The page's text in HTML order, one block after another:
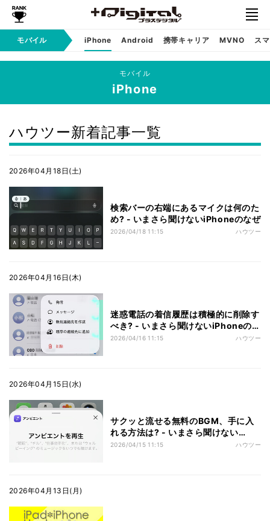
モバイル iPhone Android 携帯キャリア MVNO ス
モバイル
iPhone
ハウツー新着記事一覧
2026年04月18日(土)
検索バーの右端にあるマイクは何のた
め? - いまさら聞けないiPhoneのなぜ
2026/04/18 11:15 ハウツー
2026年04月16日(木)
迷惑電話の着信履歴は積極的に削除す
べき? - いまさら聞けないiPhoneのな
ぜ
2026/04/16 11:15 ハウツー
2026年04月15日(水)
サクッと流せる無料のBGM、手に入
れる方法は? - いまさら聞けない
iPhoneのなぜ
2026/04/15 11:15 ハウツー
2026年04月13日(月)